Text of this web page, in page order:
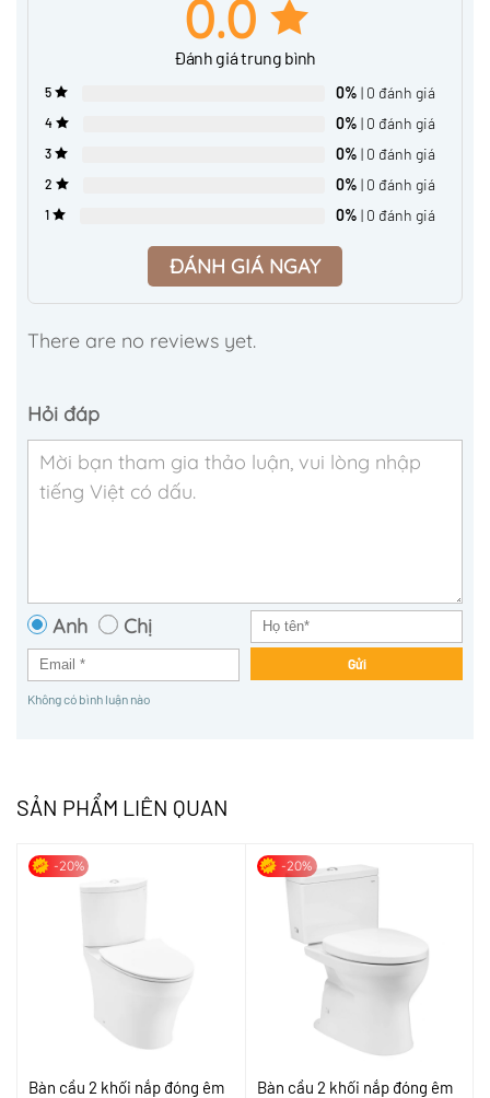
0.0
Đánh giá trung bình
5 0% | 0 đánh giá
4 0% | 0 đánh giá
3 0% | 0 đánh giá
2 0% | 0 đánh giá
1 0% | 0 đánh giá
ĐÁNH GIÁ NGAY
There are no reviews yet.
Hỏi đáp
Anh Chị
Gửi
Không có bình luận nào
SẢN PHẨM LIÊN QUAN
-20%
Bàn cầu 2 khối nắp đóng êm
-20%
Bàn cầu 2 khối nắp đóng êm